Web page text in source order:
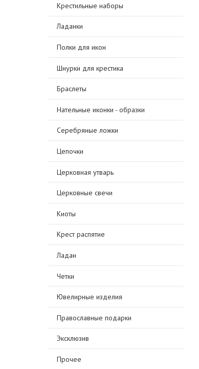
Крестильные наборы
Ладанки
Полки для икон
Шнурки для крестика
Браслеты
Нательные иконки - образки
Серебряные ложки
Цепочки
Церковная утварь
Церковные свечи
Киоты
Крест распятие
Ладан
Четки
Ювелирные изделия
Православные подарки
Эксклюзив
Прочее